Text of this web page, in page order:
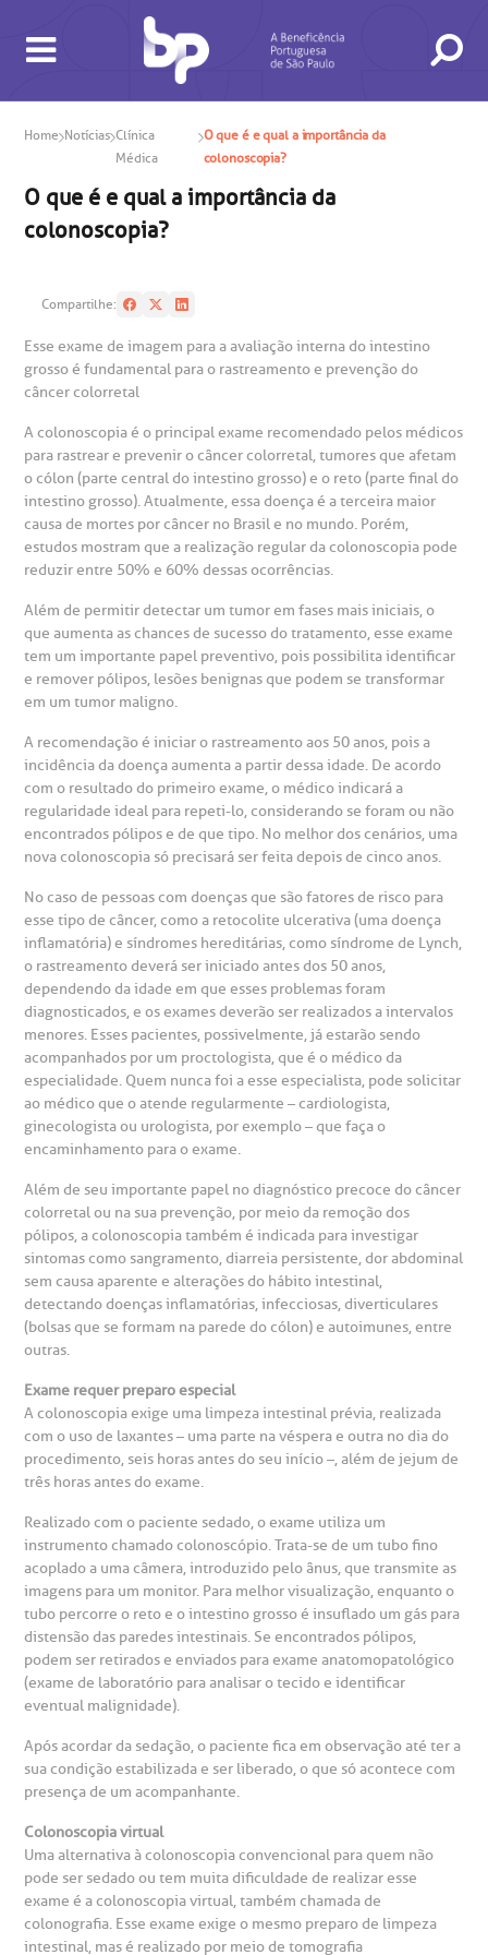
BUSCA
CONSULTAS E EXAMES
de consultas e exames
in antecipado
de exames
de Exames
ATENDIMENTO 24H
SAC
A BP conta com você para melhorar sempre a qualidade do
A Ouvidoria e SAC são canais para você, cliente da BP, tirar
suas dúvidas, registrar suas reclamações ou fazer elogios
relacionados ao nosso atendimento e aos nossos serviços.
Horário de atendimento: 2ª a 6ª feira das 7h às 18h
(11)3505-1000
Fale Conosco
CONHEÇA AS UNIDADES
Hospital BP
Endereço:
Rua Maestro Cardim, 769
São Paulo - SP
BP Mirante
Saiba mais
Endereço:
R. Martiniano de Carvalho, 965
São Paulo - SP
Clínica Medicina da Mulher
Saiba mais
Endereço:
R. Colômbia, 332
CEP: 01438-000 | Jardim Paulista
São Paulo - SP
INSTITUCIONAL
e Pesquisa
do médico
de conduta
Financeiras
social da BP
corporativa
social
a BP
Conosco
de Benchmarking
de Bioética
NOSSOS SERVIÇOS
Telemedicina BP
Teleinterconsulta
Centro de Doenças Autoimunes
INFORMAÇÕES ÚTEIS
de atendimento
de Infarto SUS
de Visita
socorro
de cópia de prontuário médico
de orçamento particular
de veracidade de atestado
atendimento
Cirurgia
frequentes
de Sangue
de órgãos
de cuidado
e perdidos
ESPECIALIDADES
de Oncologia e Hematologia
de Excelência em Neurologia e
de Excelência em Ortopedia
especialidades
Home Notícias Clínica
Médica
O que é e qual a importância da
colonoscopia?
O que é e qual a importância da
colonoscopia?
Compartilhe:
Esse exame de imagem para a avaliação interna do intestino
grosso é fundamental para o rastreamento e prevenção do
câncer colorretal
A colonoscopia é o principal exame recomendado pelos médicos
para rastrear e prevenir o câncer colorretal, tumores que afetam
o cólon (parte central do intestino grosso) e o reto (parte final do
intestino grosso). Atualmente, essa doença é a terceira maior
causa de mortes por câncer no Brasil e no mundo. Porém,
estudos mostram que a realização regular da colonoscopia pode
reduzir entre 50% e 60% dessas ocorrências.
Além de permitir detectar um tumor em fases mais iniciais, o
que aumenta as chances de sucesso do tratamento, esse exame
tem um importante papel preventivo, pois possibilita identificar
e remover pólipos, lesões benignas que podem se transformar
em um tumor maligno.
A recomendação é iniciar o rastreamento aos 50 anos, pois a
incidência da doença aumenta a partir dessa idade. De acordo
com o resultado do primeiro exame, o médico indicará a
regularidade ideal para repeti-lo, considerando se foram ou não
encontrados pólipos e de que tipo. No melhor dos cenários, uma
nova colonoscopia só precisará ser feita depois de cinco anos.
No caso de pessoas com doenças que são fatores de risco para
esse tipo de câncer, como a retocolite ulcerativa (uma doença
inflamatória) e síndromes hereditárias, como síndrome de Lynch,
o rastreamento deverá ser iniciado antes dos 50 anos,
dependendo da idade em que esses problemas foram
diagnosticados, e os exames deverão ser realizados a intervalos
menores. Esses pacientes, possivelmente, já estarão sendo
acompanhados por um proctologista, que é o médico da
especialidade. Quem nunca foi a esse especialista, pode solicitar
ao médico que o atende regularmente – cardiologista,
ginecologista ou urologista, por exemplo – que faça o
encaminhamento para o exame.
Além de seu importante papel no diagnóstico precoce do câncer
colorretal ou na sua prevenção, por meio da remoção dos
pólipos, a colonoscopia também é indicada para investigar
sintomas como sangramento, diarreia persistente, dor abdominal
sem causa aparente e alterações do hábito intestinal,
detectando doenças inflamatórias, infecciosas, diverticulares
(bolsas que se formam na parede do cólon) e autoimunes, entre
outras.
Exame requer preparo especial
A colonoscopia exige uma limpeza intestinal prévia, realizada
com o uso de laxantes – uma parte na véspera e outra no dia do
procedimento, seis horas antes do seu início –, além de jejum de
três horas antes do exame.
Realizado com o paciente sedado, o exame utiliza um
instrumento chamado colonoscópio. Trata-se de um tubo fino
acoplado a uma câmera, introduzido pelo ânus, que transmite as
imagens para um monitor. Para melhor visualização, enquanto o
tubo percorre o reto e o intestino grosso é insuflado um gás para
distensão das paredes intestinais. Se encontrados pólipos,
podem ser retirados e enviados para exame anatomopatológico
(exame de laboratório para analisar o tecido e identificar
eventual malignidade).
Após acordar da sedação, o paciente fica em observação até ter a
sua condição estabilizada e ser liberado, o que só acontece com
presença de um acompanhante.
Colonoscopia virtual
Uma alternativa à colonoscopia convencional para quem não
pode ser sedado ou tem muita dificuldade de realizar esse
exame é a colonoscopia virtual, também chamada de
colonografia. Esse exame exige o mesmo preparo de limpeza
intestinal, mas é realizado por meio de tomografia